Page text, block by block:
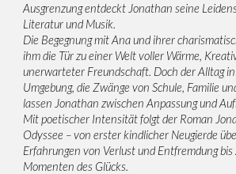
Ausgrenzung entdeckt Jonathan seine
Literatur und Musik.
Die Begegnung mit Ana und ihrer
ihm die Tür zu einer Welt voller Wärme,
unerwarteter Freundschaft. Doch der Alltag
Umgebung, die Zwänge von Schule, Familie
lassen Jonathan zwischen Anpassung und
Mit poetischer Intensität folgt der Roman
Odyssee – von erster kindlicher Neugierde
Erfahrungen von Verlust und Entfremdung bis
Momenten des Glücks.